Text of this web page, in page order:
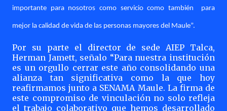
importante para nosotros como servicio como también para
mejor la calidad de vida de las personas mayores del Maule”.
Por su parte el director de sede AIEP Talca,
Herman Jamett, señalo “Para nuestra institución
es un orgullo cerrar este año consolidando una
alianza tan significativa como la que hoy
reafirmamos junto a SENAMA Maule. La firma de
este compromiso de vinculación no solo refleja
el trabajo colaborativo que hemos desarrollado